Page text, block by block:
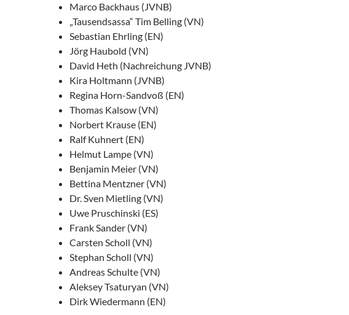
Marco Backhaus (JVNB)
„Tausendsassa“ Tim Belling (VN)
Sebastian Ehrling (EN)
Jörg Haubold (VN)
David Heth (Nachreichung JVNB)
Kira Holtmann (JVNB)
Regina Horn-Sandvoß (EN)
Thomas Kalsow (VN)
Norbert Krause (EN)
Ralf Kuhnert (EN)
Helmut Lampe (VN)
Benjamin Meier (VN)
Bettina Mentzner (VN)
Dr. Sven Mietling (VN)
Uwe Pruschinski (ES)
Frank Sander (VN)
Carsten Scholl (VN)
Stephan Scholl (VN)
Andreas Schulte (VN)
Aleksey Tsaturyan (VN)
Dirk Wiedermann (EN)